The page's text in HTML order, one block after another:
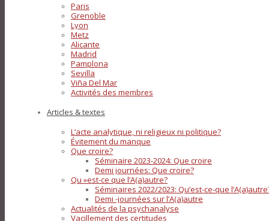
Paris
Grenoble
Lyon
Metz
Alicante
Madrid
Pamplona
Sevilla
Viña Del Mar
Activités des membres
Articles & textes
L’acte analytique, ni religieux ni politique?
Évitement du manque
Que croire?
Séminaire 2023-2024: Que croire
Demi journées: Que croire?
Qu »est-ce que l’A(a)autre?
Séminaires 2022/2023: Qu’est-ce-que
Demi -journées sur l’A(a)autre
Actualités de la psychanalyse
Vacillement des certitudes